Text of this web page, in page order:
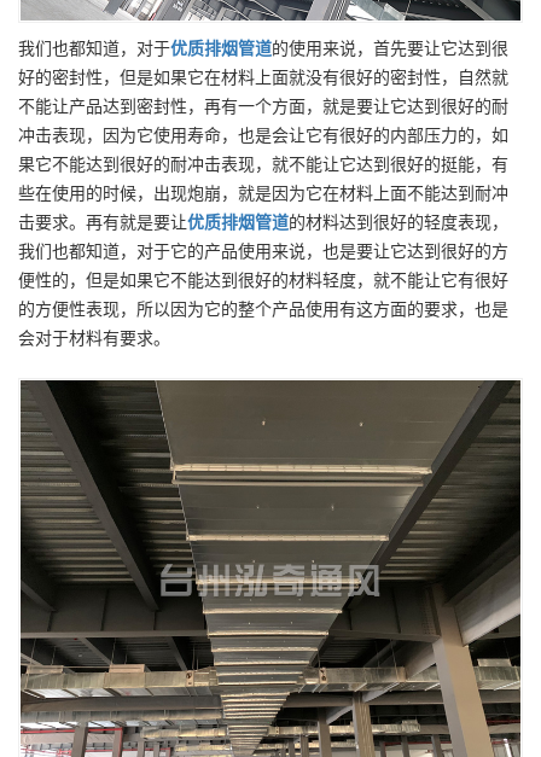
我们也都知道，对于优质排烟管道的使用来说，首先要让它达到很
好的密封性，但是如果它在材料上面就没有很好的密封性，自然就
不能让产品达到密封性，再有一个方面，就是要让它达到很好的耐
冲击表现，因为它使用寿命，也是会让它有很好的内部压力的，如
果它不能达到很好的耐冲击表现，就不能让它达到很好的挺能，有
些在使用的时候，出现炮崩，就是因为它在材料上面不能达到耐冲
击要求。再有就是要让优质排烟管道的材料达到很好的轻度表现，
我们也都知道，对于它的产品使用来说，也是要让它达到很好的方
便性的，但是如果它不能达到很好的材料轻度，就不能让它有很好
的方便性表现，所以因为它的整个产品使用有这方面的要求，也是
会对于材料有要求。